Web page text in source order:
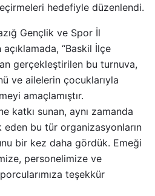
hedefiyle düzenlendi.
Gençlik ve Spor İl
açıklamada, “Baskil İlçe
gerçekleştirilen bu turnuva,
ve ailelerin çocuklarıyla
amaçlamıştır.
katkı sunan, aynı zamanda
eden bu tür organizasyonların
bir kez daha gördük. Emeği
personelimize ve
teşekkür